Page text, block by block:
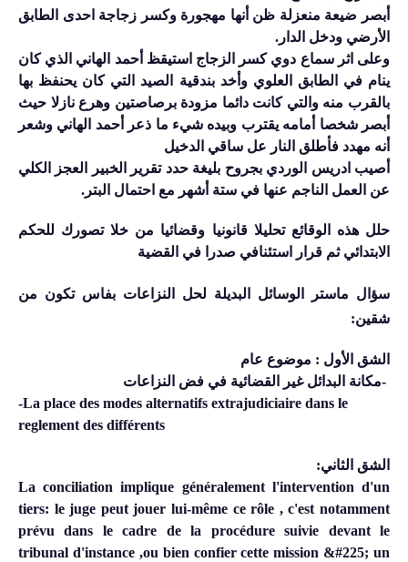
أبصر ضيعة منعزلة ظن أنها مهجورة وكسر زجاجة احدى الطابق
الأرضي ودخل الدار .
وعلى اثر سماع دوي كسر الزجاج استيقظ أحمد الهاني الذي كان
ينام في الطابق العلوي وأخد بندقية الصيد التي كان يحنفظ بها
بالقرب منه والتي كانت دائما مزودة برصاصتين وهرع نازلا حيث
أبصر شخصا أمامه يقترب وبيده شيء ما ذعر أحمد الهاني وشعر
أنه مهدد فأطلق النار عل ساقي الدخيل
أصيب ادريس الوردي بجروح بليغة حدد تقرير الخبير العجز الكلي
عن العمل الناجم عنها في ستة أشهر مع احتمال البتر .
حلل هذه الوقائع تحليلا قانونيا وقضائيا من خلا تصورك للحكم
الابتدائي ثم قرار استئنافي صدرا في القضية
سؤال ماستر الوسائل البديلة لحل النزاعات بفاس تكون من
شقين:
الشق الأول : موضوع عام
-مكانة البدائل غير القضائية في فض النزاعات
-La place des modes alternatifs extrajudiciaire dans le
reglement des différents
الشق الثاني:
La conciliation implique généralement l'intervention d'un
tiers: le juge peut jouer lui-même ce rôle , c'est notamment
prévu dans le cadre de la procédure suivie devant le
tribunal d'instance ,ou bien confier cette mission &#225; un